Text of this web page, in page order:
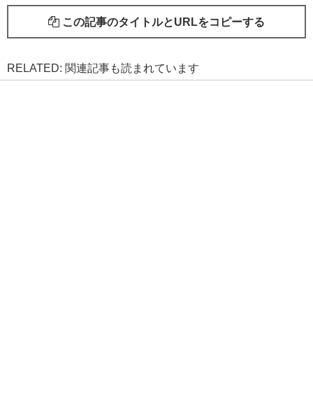
この記事のタイトルとURLをコピーする
RELATED: 関連記事も読まれています